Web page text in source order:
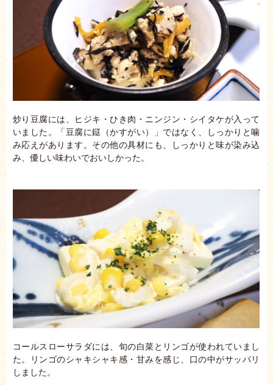
炒り豆腐には、ヒジキ・ひき肉・ニンジン・シイタケが入って
いました。「豆腐に鎹（かすがい）」ではなく、しっかりと噛
み応えがあります。その他の具材にも、しっかりと味が染み込
み、優しい味わいでおいしかった。
コールスローサラダには、旬の白菜とリンゴが使われていまし
た。リンゴのシャキシャキ感・甘みを感じ、口の中がサッパリ
しました。